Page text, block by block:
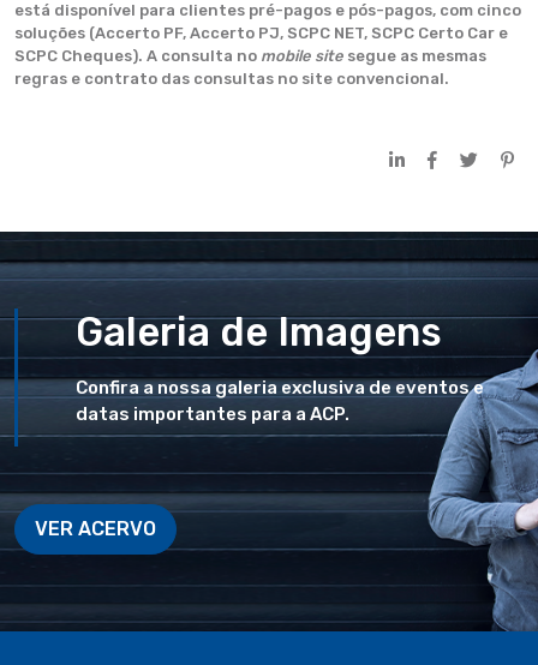
está disponível para clientes pré-pagos e pós-pagos, com cinco
soluções (Accerto PF, Accerto PJ, SCPC NET, SCPC Certo Car e
SCPC Cheques). A consulta no mobile site segue as mesmas
regras e contrato das consultas no site convencional.
Galeria de Imagens
Confira a nossa galeria exclusiva de eventos e
datas importantes para a ACP.
VER ACERVO